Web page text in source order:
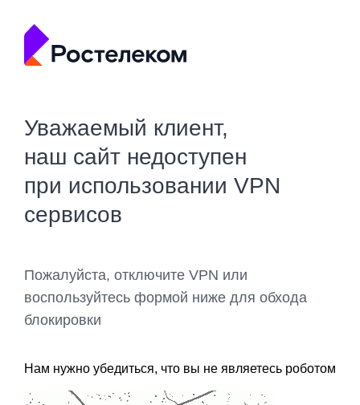
Уважаемый клиент,
наш сайт недоступен
при использовании VPN
сервисов
Пожалуйста, отключите VPN или
воспользуйтесь формой ниже для обхода
блокировки
Нам нужно убедиться, что вы не являетесь роботом